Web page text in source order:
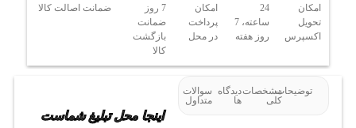
امکان
تحویل
اکسپرس
24
ساعته، 7
روز هفته
امکان
پرداخت
در محل
7 روز
ضمانت
بازگشت
کالا
ضمانت اصالت کالا
توضیحاتمشخصات
کلی
دیدگاه
ها
سوالات
متداول
اینجا محل تبلیغ شماست